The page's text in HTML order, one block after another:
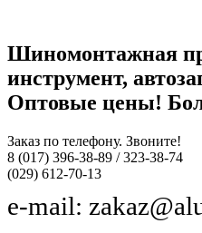
Шиномонтажная
инструмент,
Оптовые цены!
Заказ по телефону. Звоните!
8 (017) 396-38-89 / 323-38-74
(029) 612-70-13
e-mail: